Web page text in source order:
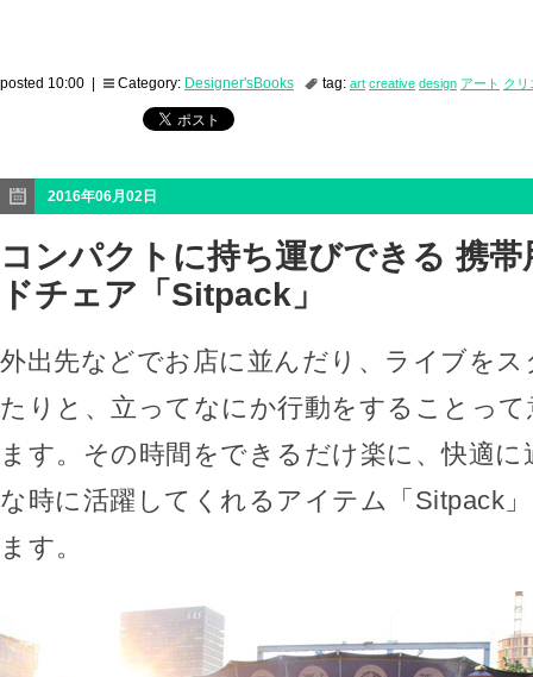
posted 10:00 | Category: Designer'sBooks tag: art creative design アート クリ
2016年06月02日
コンパクトに持ち運びできる 携
ドチェア「Sitpack」
外出先などでお店に並んだり、ライブを
たりと、立ってなにか行動をすることっ
ます。その時間をできるだけ楽に、快適
な時に活躍してくれるアイテム「Sitpack
ます。